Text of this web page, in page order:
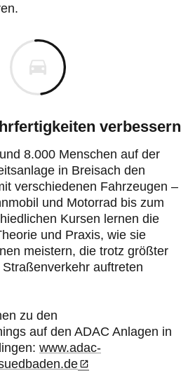
verbessern
8.000 Menschen auf der
in Breisach den
verschiedenen Fahrzeugen –
und Motorrad bis zum
Kursen lernen die
und Praxis, wie sie
meistern, die trotz größter
auftreten
zu den
auf den ADAC Anlagen in
www.adac-